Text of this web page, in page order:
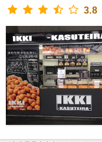
3.8